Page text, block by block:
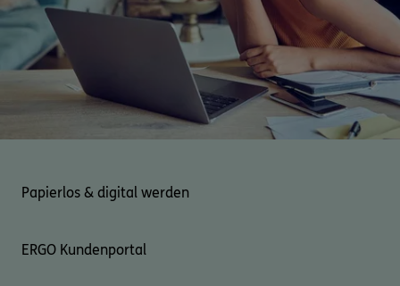
Schaden- oder Leistungsfall melden
Bequem online oder telefonisch.
Sehen Sie auf einen Blick Ihre Versicherungen bei ERGO,
Papierlos & digital werden
ERGO Kundenportal